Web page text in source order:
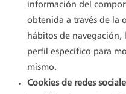
información del
obtenida a través de la
hábitos de
perfil específico para
mismo.
Cookies de redes